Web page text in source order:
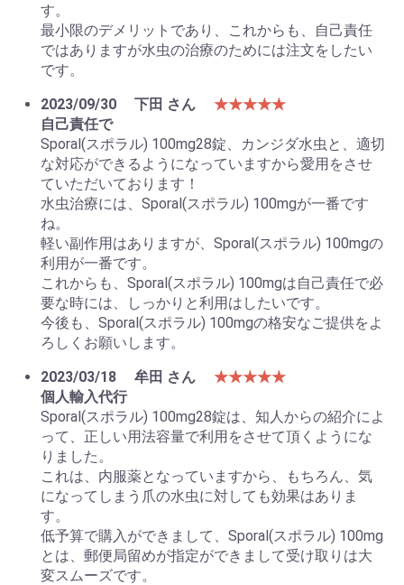
す。
最小限のデメリットであり、これからも、自己責任
ではありますが水虫の治療のためには注文をしたい
です。
2023/09/30
下田 さん
★★★★★
自己責任で
Sporal(スポラル) 100mg28錠、カンジダ水虫と、適切
な対応ができるようになっていますから愛用をさせ
ていただいております！
水虫治療には、Sporal(スポラル) 100mgが一番です
ね。
軽い副作用はありますが、Sporal(スポラル) 100mgの
利用が一番です。
これからも、Sporal(スポラル) 100mgは自己責任で必
要な時には、しっかりと利用はしたいです。
今後も、Sporal(スポラル) 100mgの格安なご提供をよ
ろしくお願いします。
2023/03/18
牟田 さん
★★★★★
個人輸入代行
Sporal(スポラル) 100mg28錠は、知人からの紹介によ
って、正しい用法容量で利用をさせて頂くようにな
りました。
これは、内服薬となっていますから、もちろん、気
になってしまう爪の水虫に対しても効果はありま
す。
低予算で購入ができまして、Sporal(スポラル) 100mg
とは、郵便局留めが指定ができまして受け取りは大
変スムーズです。